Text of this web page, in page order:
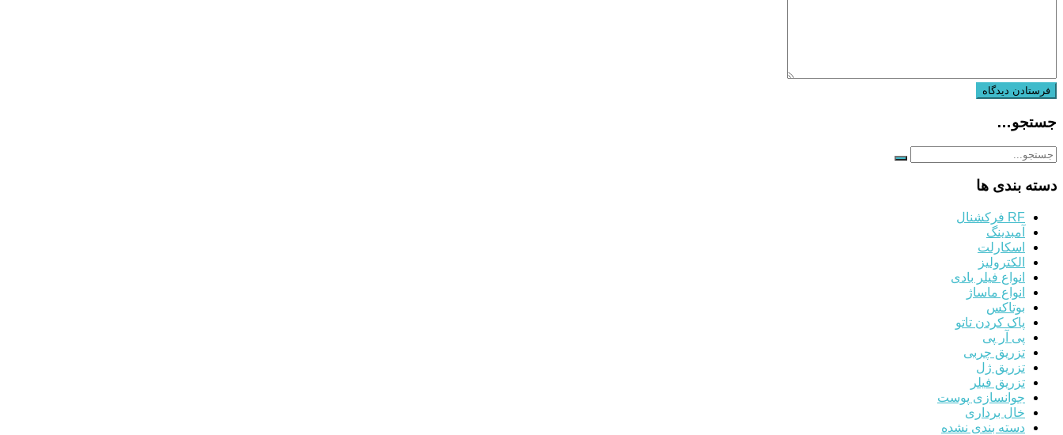
جستجو…
دسته بندی ها
RF فرکشنال
آمبدینگ
اسکارلت
الکترولیز
انواع فیلر بادی
انواع ماساژ
بوتاکس
پاک کردن تاتو
پی آر پی
تزریق چربی
تزریق ژل
تزریق فیلر
جوانسازی پوست
خال برداری
دسته بندی نشده